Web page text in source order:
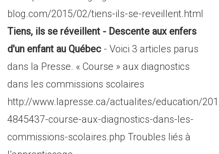
blog.com/2015/02/tiens-ils-se-reveillent.html
Tiens, ils se réveillent - Descente aux enfers
d'un enfant au Québec - Voici 3 articles parus
dans la Presse. « Course » aux diagnostics
dans les commissions scolaires
http://www.lapresse.ca/actualites/education/
4845437-course-aux-diagnostics-dans-les-
commissions-scolaires.php Troubles liés à